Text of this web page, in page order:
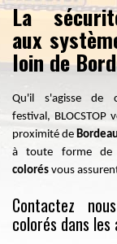
La
aux
loin de
Qu'il s'agisse de
festival,
proximité de
à toute forme de
colorés vous
Contactez
colorés dans